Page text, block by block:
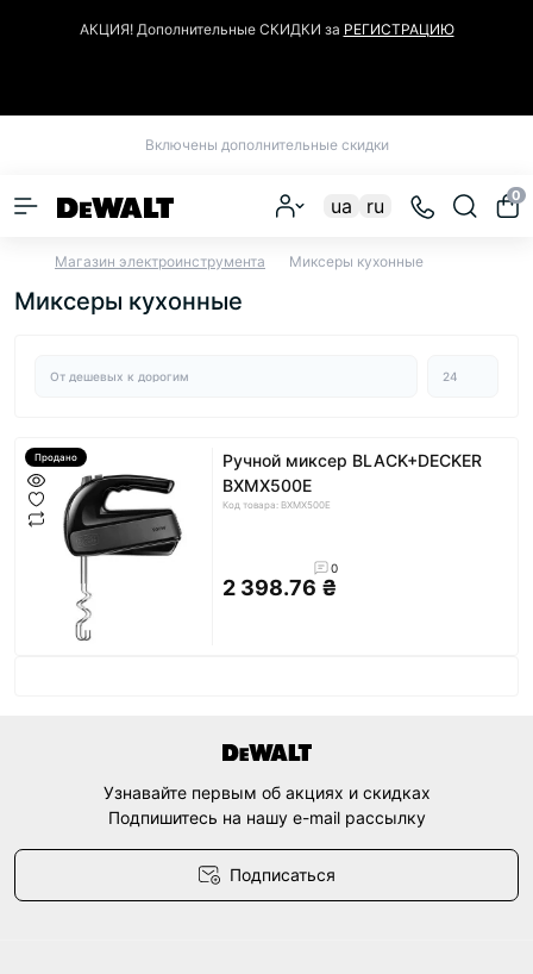
АКЦИЯ! Дополнительные СКИДКИ за РЕГИСТРАЦИЮ
Включены дополнительные скидки
ua ru 0
Магазин электроинструмента Миксеры кухонные
Миксеры кухонные
Продано
Ручной миксер BLACK+DECKER
BXMX500E
Код товара: BXMX500E
0
2 398.76 ₴
Узнавайте первым об акциях и скидках
Подпишитесь на нашу e-mail рассылку
Подписаться